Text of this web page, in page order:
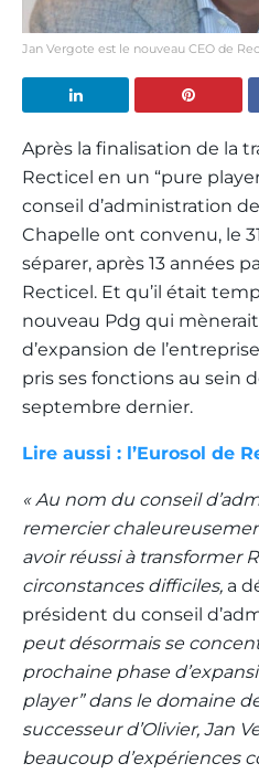
Jan Vergote est le nouveau CEO de
Après la finalisation de la
Recticel en un “pure
conseil d’administration
Chapelle ont convenu, le
séparer, après 13 années
Recticel. Et qu’il était
nouveau Pdg qui
d’expansion de
pris ses fonctions au sein
septembre dernier.
Lire aussi : l’Eurosol de
« Au nom du conseil
remercier
avoir réussi à transformer
circonstances difficiles, a
président du conseil
peut désormais se
prochaine phase
player” dans le domaine
successeur d’Olivier, Jan
beaucoup d’expériences